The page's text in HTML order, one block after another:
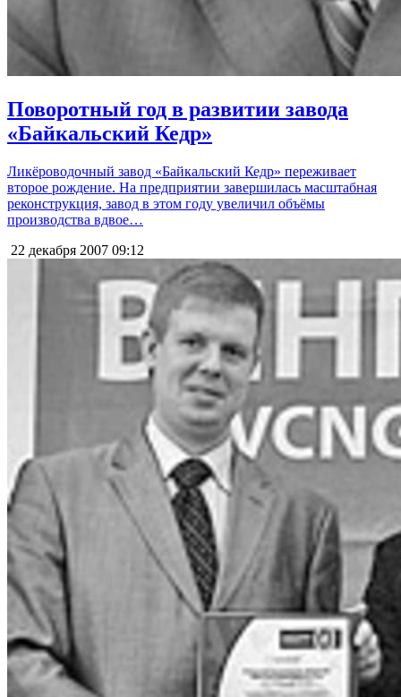
Поворотный год в развитии завода
«Байкальский Кедр»
Ликёроводочный завод «Байкальский Кедр» переживает
второе рождение. На предприятии завершилась масштабная
реконструкция, завод в этом году увеличил объёмы
производства вдвое…
22 декабря 2007 09:12